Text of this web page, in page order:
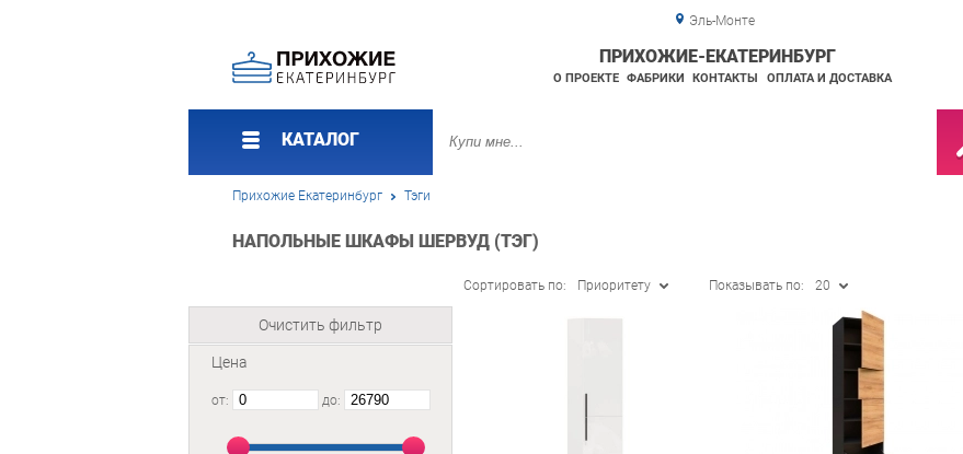
Эль-Монте
ПРИХОЖИЕ-ЕКАТЕРИНБУРГ
О ПРОЕКТЕ ФАБРИКИ КОНТАКТЫ ОПЛАТА И ДОСТАВКА
КАТАЛОГ
Прихожие Екатеринбург Тэги
НАПОЛЬНЫЕ ШКАФЫ ШЕРВУД (ТЭГ)
Очистить фильтр
Цена
от: до:
Сортировать по: Приоритету Показывать по: 20